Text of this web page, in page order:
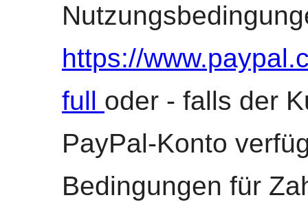
https://
full oder - falls der
PayPal-Konto
Bedingungen für